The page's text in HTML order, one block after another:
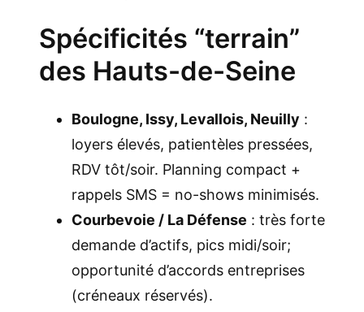
Spécificités “terrain”
des Hauts-de-Seine
Boulogne, Issy, Levallois, Neuilly :
loyers élevés, patientèles pressées,
RDV tôt/soir. Planning compact +
rappels SMS = no-shows minimisés.
Courbevoie / La Défense : très forte
demande d’actifs, pics midi/soir;
opportunité d’accords entreprises
(créneaux réservés).